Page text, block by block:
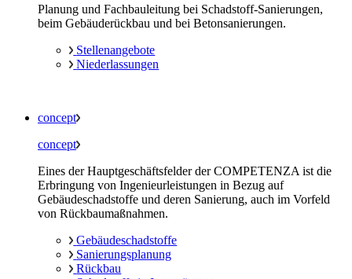
Planung und Fachbauleitung bei Schadstoff-Sanierungen,
beim Gebäuderückbau und bei Betonsanierungen.
Stellenangebote
Niederlassungen
concept
concept
Eines der Hauptgeschäftsfelder der COMPETENZA ist die
Erbringung von Ingenieurleistungen in Bezug auf
Gebäudeschadstoffe und deren Sanierung, auch im Vorfeld
von Rückbaumaßnahmen.
Gebäudeschadstoffe
Sanierungsplanung
Rückbau